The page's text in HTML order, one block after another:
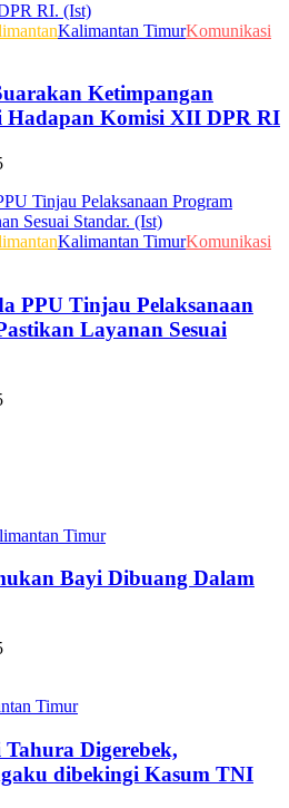
Kalimantan TimurKomunikasi
Ketimpangan
Hadapan Komisi XII DPR RI
Kalimantan TimurKomunikasi
PPU Tinjau Pelaksanaan
Layanan Sesuai
Timur
Bayi Dibuang Dalam
Timur
Digerebek,
dibekingi Kasum TNI